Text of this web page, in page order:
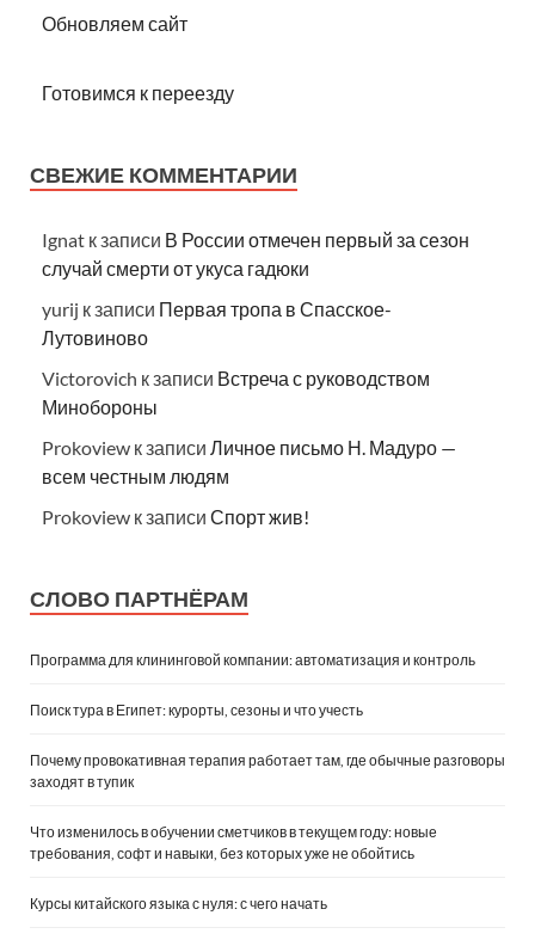
Обновляем сайт
Готовимся к переезду
СВЕЖИЕ КОММЕНТАРИИ
Ignat к записи В России отмечен первый за сезон
случай смерти от укуса гадюки
yurij к записи Первая тропа в Спасское-
Лутовиново
Victorovich к записи Встреча с руководством
Минобороны
Prokoview к записи Личное письмо Н. Мадуро —
всем честным людям
Prokoview к записи Спорт жив!
СЛОВО ПАРТНЁРАМ
Программа для клининговой компании: автоматизация и контроль
Поиск тура в Египет: курорты, сезоны и что учесть
Почему провокативная терапия работает там, где обычные разговоры
заходят в тупик
Что изменилось в обучении сметчиков в текущем году: новые
требования, софт и навыки, без которых уже не обойтись
Курсы китайского языка с нуля: с чего начать